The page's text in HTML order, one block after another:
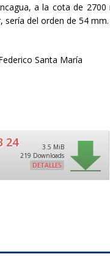
a la cota de
del orden de 54
Santa María
24
3.5 MiB
219 Downloads
DETALLES